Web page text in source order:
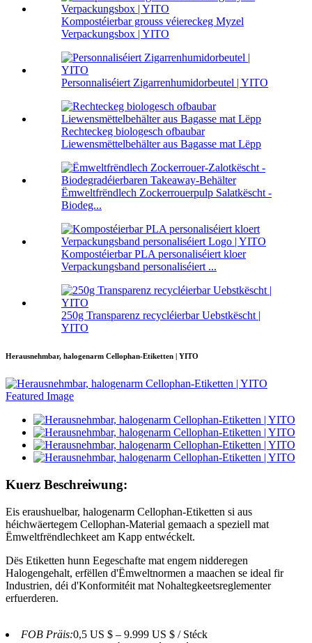
Kompostéierbar grouss véiereckeg Myzel
Verpackungsbox | YITO
Personnaliséiert Zigarrenhumidorbeutel | YITO
Rechteckeg biologesch ofbaubar
Liewensmëttelbehälter aus Bagasse mat Lëpp
Ëmweltfrëndlech Zockerrouerpulp Salatkëscht -
Biodeg...
Kompostéierbar PLA personaliséiert kloer
Verpackungsband personaliséiert ...
250g Transparenz recycléierbar Uebstkëscht |
YITO
Herausnehmbar, halogenarm Cellophan-Etiketten | YITO
Kuerz Beschreiwung:
Eis eraushuelbar, halogenarm Cellophan-Etiketten si aus
héichwäertegem Cellophan-Material gemaach a speziell mat
Ëmweltfrëndlechkeet am Kapp entwéckelt.
Dës Etiketten hunn Eegeschafte mat engem nidderegen
Halogengehalt, erfëllen d'Ëmweltnormen a maachen se ideal fir
Industrien, déi d'Konformitéit mat Nohaltegkeetsreglementer
erfuerderen.
FOB Präis:0,5 US $ – 9.999 US $ / Stéck